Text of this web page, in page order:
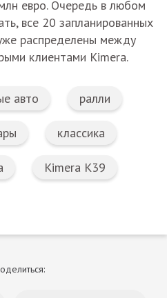
евро. Очередь в любом
все 20 запланированных
распределены между
клиентами Kimera.
авто ралли
классика
Kimera K39